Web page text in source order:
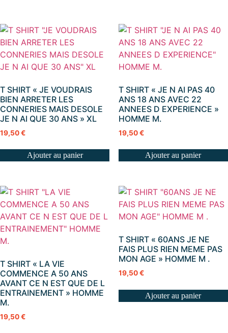
T SHIRT « JE VOUDRAIS
BIEN ARRETER LES
CONNERIES MAIS DESOLE
JE N AI QUE 30 ANS » XL
19,50€
Ajouter au panier
T SHIRT « JE N AI PAS 40
ANS 18 ANS AVEC 22
ANNEES D EXPERIENCE »
HOMME M.
19,50€
Ajouter au panier
T SHIRT « LA VIE
COMMENCE A 50 ANS
AVANT CE N EST QUE DE L
ENTRAINEMENT » HOMME
M.
19,50€
T SHIRT « 60ANS JE NE
FAIS PLUS RIEN MEME PAS
MON AGE » HOMME M .
19,50€
Ajouter au panier